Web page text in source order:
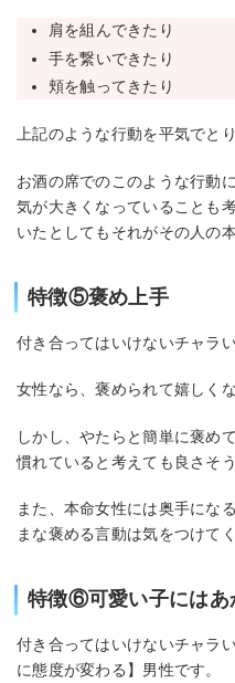
肩を組んできたり
手を繋いできたり
頬を触ってきたり
上記のような行動を平気でとり
お酒の席でのこのような行動
気が大きくなっていることも
いたとしてもそれがその人の本
特徴⑤褒め上手
付き合ってはいけないチャラ
女性なら、褒められて嬉しく
しかし、やたらと簡単に褒め
慣れていると考えても良さそう
また、本命女性には奥手にな
まな褒める言動は気をつけてく
特徴⑥可愛い子にはあ
付き合ってはいけないチャラ
に態度が変わる】男性です。